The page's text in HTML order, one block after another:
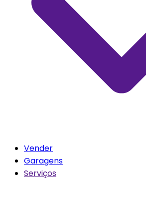
Vender
Garagens
Serviços